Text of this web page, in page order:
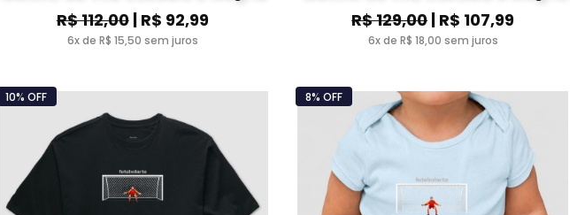
R$ 112,00| R$ 92,99
6x de R$ 15,50 sem juros
R$ 129,00| R$ 107,99
6x de R$ 18,00 sem juros
10% OFF 8% OFF